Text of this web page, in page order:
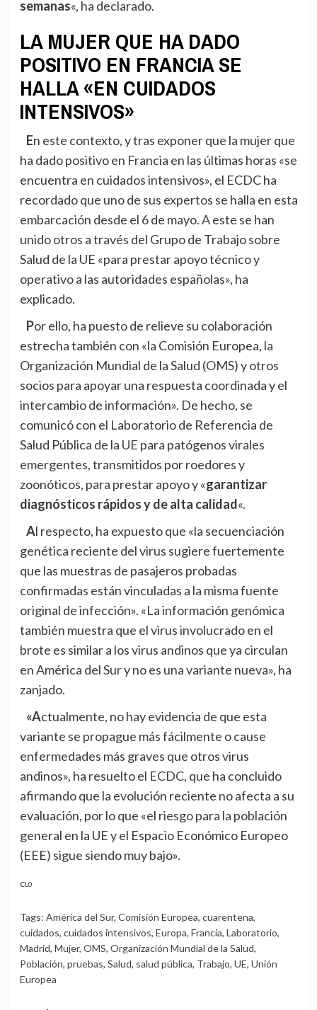
semanas«, ha declarado.
LA MUJER QUE HA DADO
POSITIVO EN FRANCIA SE
HALLA «EN CUIDADOS
INTENSIVOS»
En este contexto, y tras exponer que la mujer que
ha dado positivo en Francia en las últimas horas «se
encuentra en cuidados intensivos», el ECDC ha
recordado que uno de sus expertos se halla en esta
embarcación desde el 6 de mayo. A este se han
unido otros a través del Grupo de Trabajo sobre
Salud de la UE «para prestar apoyo técnico y
operativo a las autoridades españolas», ha
explicado.
Por ello, ha puesto de relieve su colaboración
estrecha también con «la Comisión Europea, la
Organización Mundial de la Salud (OMS) y otros
socios para apoyar una respuesta coordinada y el
intercambio de información». De hecho, se
comunicó con el Laboratorio de Referencia de
Salud Pública de la UE para patógenos virales
emergentes, transmitidos por roedores y
zoonóticos, para prestar apoyo y «garantizar
diagnósticos rápidos y de alta calidad«.
Al respecto, ha expuesto que «la secuenciación
genética reciente del virus sugiere fuertemente
que las muestras de pasajeros probadas
confirmadas están vinculadas a la misma fuente
original de infección». «La información genómica
también muestra que el virus involucrado en el
brote es similar a los virus andinos que ya circulan
en América del Sur y no es una variante nueva», ha
zanjado.
«Actualmente, no hay evidencia de que esta
variante se propague más fácilmente o cause
enfermedades más graves que otros virus
andinos», ha resuelto el ECDC, que ha concluido
afirmando que la evolución reciente no afecta a su
evaluación, por lo que «el riesgo para la población
general en la UE y el Espacio Económico Europeo
(EEE) sigue siendo muy bajo».
CL0
Tags: América del Sur, Comisión Europea, cuarentena,
cuidados, cuidados intensivos, Europa, Francia, Laboratorio,
Madrid, Mujer, OMS, Organización Mundial de la Salud,
Población, pruebas, Salud, salud pública, Trabajo, UE, Unión
Europea